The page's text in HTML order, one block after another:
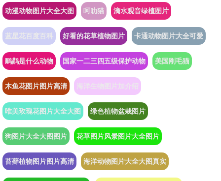
动漫动物图片大全大图 呵叻猫 滴水观音绿植图片
蓝星花百度百科 好看的花草植物图片 卡通动物图片大全可爱
鸸鹋是什么动物 国家一二三四五级保护动物 美国刚毛猫
木鱼花图片图片高清 海洋生物图片加介绍
唯美玫瑰花图片大全大图 绿色植物盆栽图片
狗图片大全大图图片 花草图片风景图片大全图片
苔藓植物图片图片高清 海洋动物图片大全大图真实